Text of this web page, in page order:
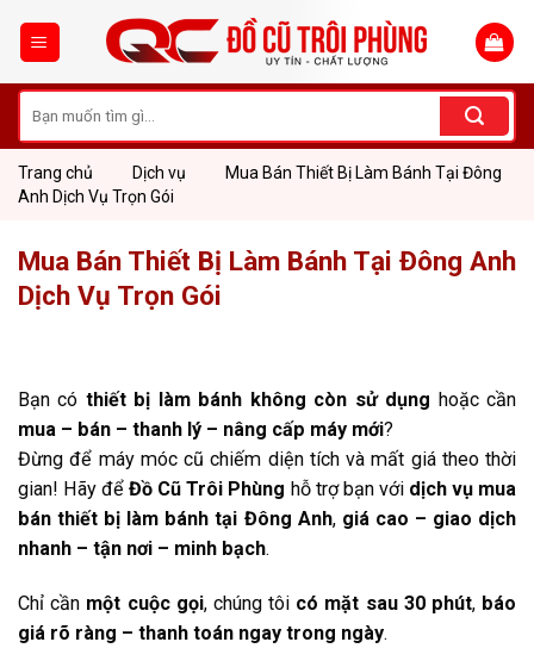
kiếm:
Trang chủ Dịch vụ
Mua Bán Thiết Bị Làm Bánh Tại Đông
Anh Dịch Vụ Trọn Gói
Mua Bán Thiết Bị Làm Bánh Tại Đông Anh
Dịch Vụ Trọn Gói
Bạn có thiết bị làm bánh không còn sử dụng hoặc cần
mua – bán – thanh lý – nâng cấp máy mới?
Đừng để máy móc cũ chiếm diện tích và mất giá theo thời
gian! Hãy đểĐồ Cũ Trôi Phùng hỗ trợ bạn với dịch vụ mua
bán thiết bị làm bánh tại Đông Anh, giá cao – giao dịch
nhanh – tận nơi – minh bạch.
Chỉ cần một cuộc gọi, chúng tôi có mặt sau 30 phút, báo
giá rõ ràng – thanh toán ngay trong ngày.